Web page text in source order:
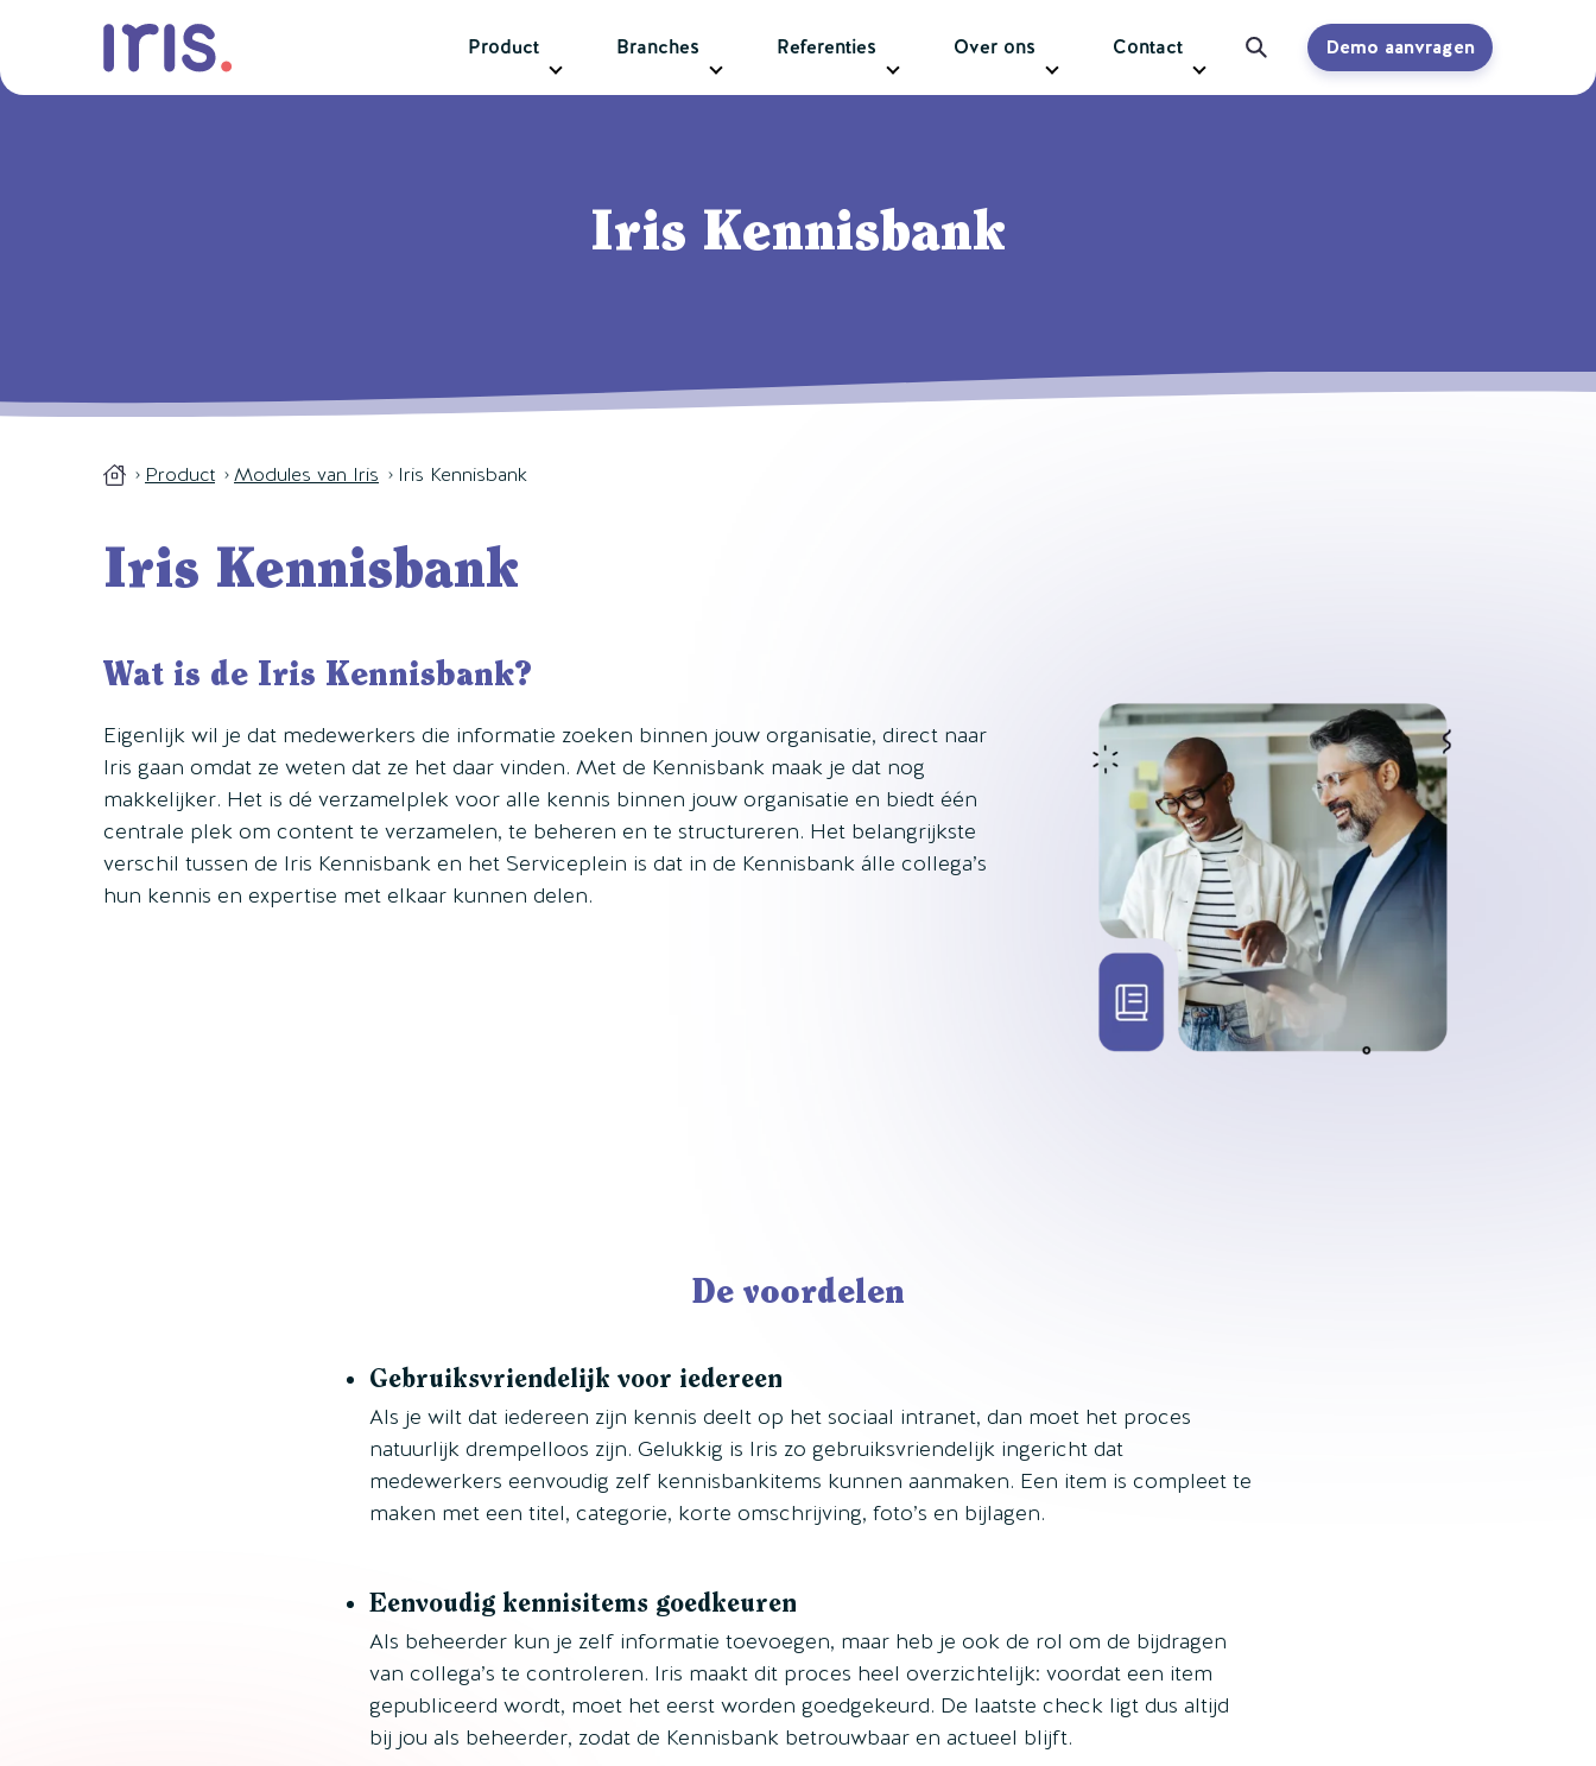
Product Branches Referenties Over ons Contact Demo aanvragen
Iris Kennisbank
Product Modules van Iris Iris Kennisbank
Iris Kennisbank
Wat is de Iris Kennisbank?
Eigenlijk wil je dat medewerkers die informatie zoeken binnen jouw organisatie, direct naar
Iris gaan omdat ze weten dat ze het daar vinden. Met de Kennisbank maak je dat nog
makkelijker. Het is dé verzamelplek voor alle kennis binnen jouw organisatie en biedt één
centrale plek om content te verzamelen, te beheren en te structureren. Het belangrijkste
verschil tussen de Iris Kennisbank en het Serviceplein is dat in de Kennisbank álle collega’s
hun kennis en expertise met elkaar kunnen delen.
De voordelen
Gebruiksvriendelijk voor iedereen
Als je wilt dat iedereen zijn kennis deelt op het sociaal intranet, dan moet het proces
natuurlijk drempelloos zijn. Gelukkig is Iris zo gebruiksvriendelijk ingericht dat
medewerkers eenvoudig zelf kennisbankitems kunnen aanmaken. Een item is compleet te
maken met een titel, categorie, korte omschrijving, foto’s en bijlagen.
Eenvoudig kennisitems goedkeuren
Als beheerder kun je zelf informatie toevoegen, maar heb je ook de rol om de bijdragen
van collega’s te controleren. Iris maakt dit proces heel overzichtelijk: voordat een item
gepubliceerd wordt, moet het eerst worden goedgekeurd. De laatste check ligt dus altijd
bij jou als beheerder, zodat de Kennisbank betrouwbaar en actueel blijft.